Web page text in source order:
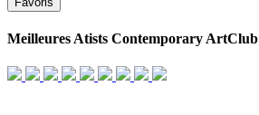
Meilleures Atists Contemporary ArtClub